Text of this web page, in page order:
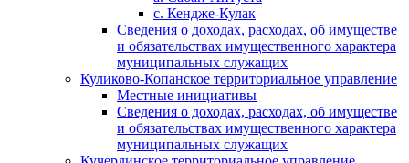
с. Кендже-Кулак
Сведения о доходах, расходах, об имуществе
и обязательствах имущественного характера
муниципальных служащих
Куликово-Копанское территориальное управление
Местные инициативы
Сведения о доходах, расходах, об имуществе
и обязательствах имущественного характера
муниципальных служащих